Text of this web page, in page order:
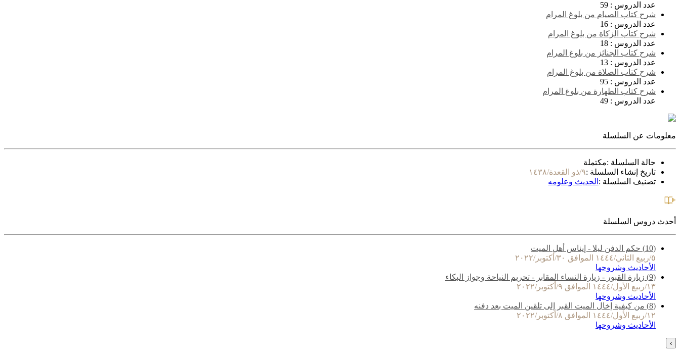
عدد الدروس : 59
شرح كتاب الصيام من بلوغ المرام
عدد الدروس : 16
شرح كتاب الزكاة من بلوغ المرام
عدد الدروس : 18
شرح كتاب الجنائز من بلوغ المرام
عدد الدروس : 13
شرح كتاب الصلاة من بلوغ المرام
عدد الدروس : 95
شرح كتاب الطهارة من بلوغ المرام
عدد الدروس : 49
معلومات عن السلسلة
حالة السلسلة :مكتملة
تاريخ إنشاء السلسلة :٩/ذو القعدة/١٤٣٨
تصنيف السلسلة : الحديث وعلومه
أحدث دروس السلسلة
(10) حكم الدفن ليلا - إيناس أهل الميت
٥/ربيع الثاني/١٤٤٤ الموافق ٣٠/أكتوبر/٢٠٢٢
الأحاديث وشروحها
(9) زيارة القبور - زيارة النساء المقابر - تحريم النياحة وجواز البكاء
١٣/ربيع الأول/١٤٤٤ الموافق ٩/أكتوبر/٢٠٢٢
الأحاديث وشروحها
(8) من كيفية إخال الميت القبر إلى تلقين الميت بعد دفنه
١٢/ربيع الأول/١٤٤٤ الموافق ٨/أكتوبر/٢٠٢٢
الأحاديث وشروحها
›